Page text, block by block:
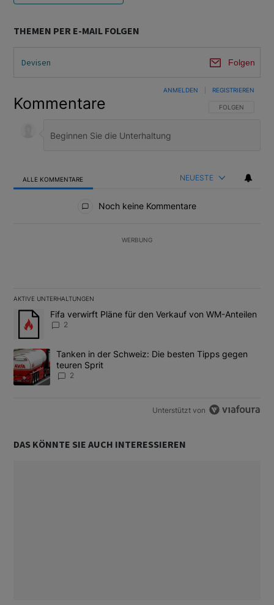
THEMEN PER E-MAIL FOLGEN
Devisen Folgen
Kommentare FOLGE DIESER
FOLGEN
ANMELDEN REGISTRIEREN
ALLE KOMMENTARE NEUESTE
Noch keine Kommentare
WERBUNG
AKTIVE UNTERHALTUNGEN
Das Folgende ist eine Liste der am meisten kommentierten
Ein Trendartikel mit dem Titel "Fifa verwirft Pläne für den
Fifa verwirft Pläne für den Verkauf von WM-Anteilen
2
Ein Trendartikel mit dem Titel "Tanken in der Schweiz: Die
Tanken in der Schweiz: Die besten Tipps gegen
teuren Sprit
2
Unterstützt von
DAS KÖNNTE SIE AUCH INTERESSIEREN